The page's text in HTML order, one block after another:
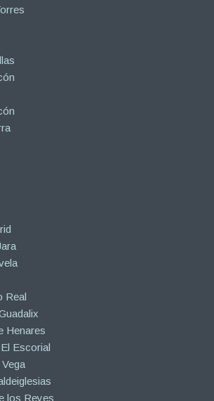
Real
Henares
Escorial
los Reyes